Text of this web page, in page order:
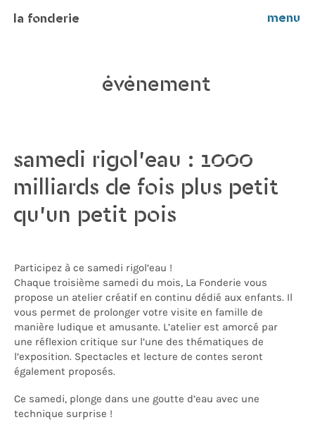
la fonderie menu
événement
samedi rigol’eau : 1000
milliards de fois plus petit
qu’un petit pois
Participez à ce samedi rigol’eau !
Chaque troisième samedi du mois, La Fonderie vous
propose un atelier créatif en continu dédié aux enfants. Il
vous permet de prolonger votre visite en famille de
manière ludique et amusante. L’atelier est amorcé par
une réflexion critique sur l’une des thématiques de
l’exposition. Spectacles et lecture de contes seront
également proposés.
Ce samedi, plonge dans une goutte d’eau avec une
technique surprise !